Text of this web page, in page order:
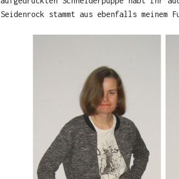
Seidenrock stammt aus ebenfalls meinem